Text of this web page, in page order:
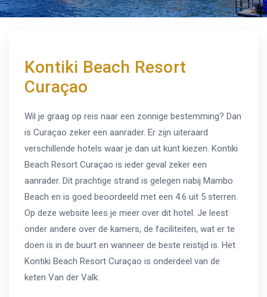
Kontiki Beach Resort
Curaçao
Wil je graag op reis naar een zonnige bestemming? Dan
is Curaçao zeker een aanrader. Er zijn uiteraard
verschillende hotels waar je dan uit kunt kiezen. Kontiki
Beach Resort Curaçao is ieder geval zeker een
aanrader. Dit prachtige strand is gelegen nabij Mambo
Beach en is goed beoordeeld met een 4.6 uit 5 sterren.
Op deze website lees je meer over dit hotel. Je leest
onder andere over de kamers, de faciliteiten, wat er te
doen is in de buurt en wanneer de beste reistijd is. Het
Kontiki Beach Resort Curaçao is onderdeel van de
keten Van der Valk.